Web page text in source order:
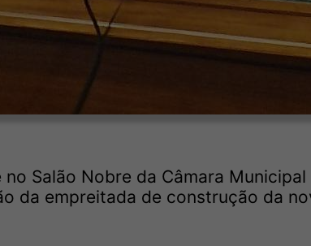
Salão Nobre da Câmara
da empreitada de construção da